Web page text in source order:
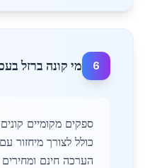
6 מי קונה ברזל
ספקים מקומיים
כולל לצורך מיחזור
הערכה חינם ומחירים